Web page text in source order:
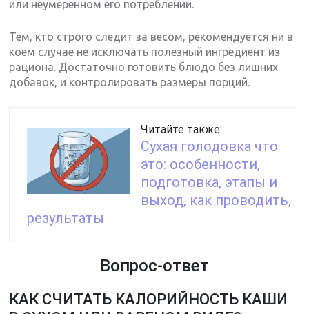
или неумеренном его потреблении.
Тем, кто строго следит за весом, рекомендуется ни в
коем случае не исключать полезный ингредиент из
рациона. Достаточно готовить блюдо без лишних
добавок, и контролировать размеры порций.
Читайте также:
Сухая голодовка что
это: особенности,
подготовка, этапы и
выход, как проводить,
результаты
Вопрос-ответ
КАК СЧИТАТЬ КАЛОРИЙНОСТЬ КАШИ